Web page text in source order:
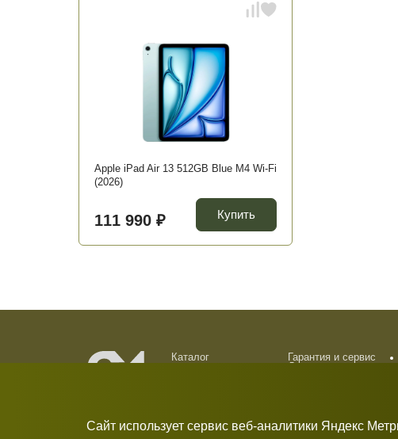
Apple iPad Air 13 512GB Blue M4 Wi-Fi
(2026)
111 990 ₽ Купить
Каталог
Гарантия и сервис
Доставка и оплата
Сайт использует сервис веб-аналитики Яндекс